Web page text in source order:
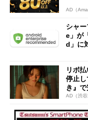
AD（
シャ
e」が
d」に
リボ
停止
き』で
AD（渋谷